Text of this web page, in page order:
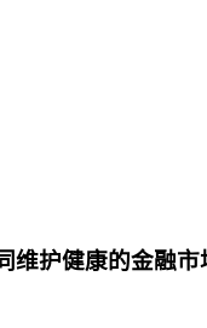
护健康的金融